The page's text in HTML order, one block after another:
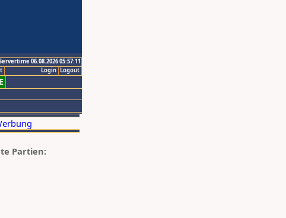
06.08.2026 05:57:11
Logout
Login
Partien: